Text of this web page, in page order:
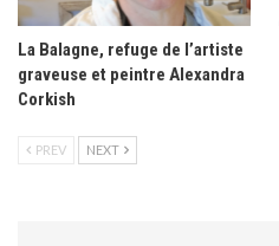
La Balagne, refuge de l’artiste
graveuse et peintre Alexandra
Corkish
PREV NEXT